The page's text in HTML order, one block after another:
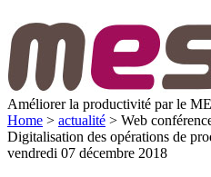
Améliorer la productivité par le
Home > actualité > Web
Digitalisation des opérations de
vendredi 07 décembre 2018